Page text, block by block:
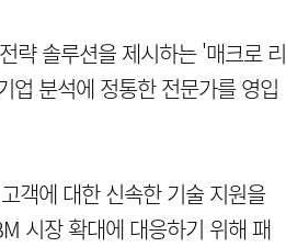
략 솔루션을 제시하는 '매크로 리
업 분석에 정통한 전문가를 영입
객에 대한 신속한 기술 지원을
시장 확대에 대응하기 위해 패